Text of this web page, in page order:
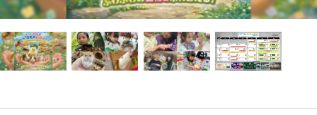
Item
1
of